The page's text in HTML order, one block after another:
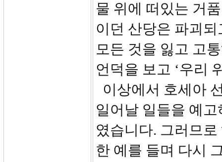
물 위에 떠있는 거
이던 산당은 파괴
모든 것을 잃고 고
언덕을 보고 ‘우리
이상에서 호세아
일어날 일들을 예
였습니다. 그러므
한 예를 들며 다시